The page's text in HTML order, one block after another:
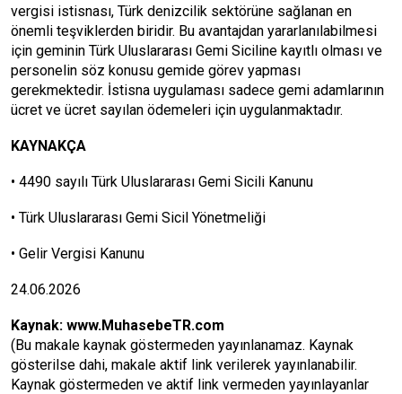
vergisi istisnası, Türk denizcilik sektörüne sağlanan en
önemli teşviklerden biridir. Bu avantajdan yararlanılabilmesi
için geminin Türk Uluslararası Gemi Siciline kayıtlı olması ve
personelin söz konusu gemide görev yapması
gerekmektedir. İstisna uygulaması sadece gemi adamlarının
ücret ve ücret sayılan ödemeleri için uygulanmaktadır.
KAYNAKÇA
• 4490 sayılı Türk Uluslararası Gemi Sicili Kanunu
• Türk Uluslararası Gemi Sicil Yönetmeliği
• Gelir Vergisi Kanunu
24.06.2026
Kaynak: www.MuhasebeTR.com
(Bu makale kaynak göstermeden yayınlanamaz. Kaynak
gösterilse dahi, makale aktif link verilerek yayınlanabilir.
Kaynak göstermeden ve aktif link vermeden yayınlayanlar